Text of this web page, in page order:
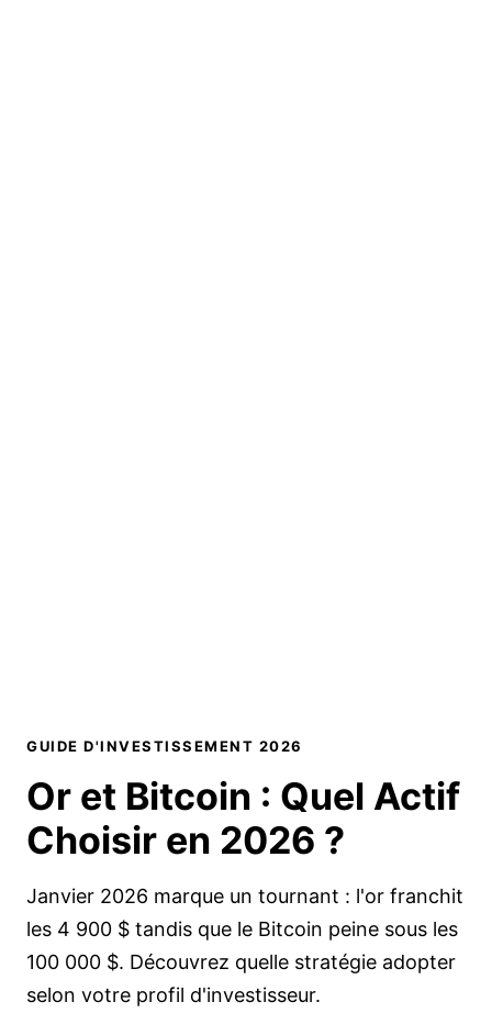
GUIDE D'INVESTISSEMENT 2026
Or et Bitcoin : Quel Actif
Choisir en 2026 ?
Janvier 2026 marque un tournant : l'or franchit
les 4 900 $ tandis que le Bitcoin peine sous les
100 000 $. Découvrez quelle stratégie adopter
selon votre profil d'investisseur.